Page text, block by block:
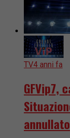
TV4 anni fa
GFVip7,
annullato